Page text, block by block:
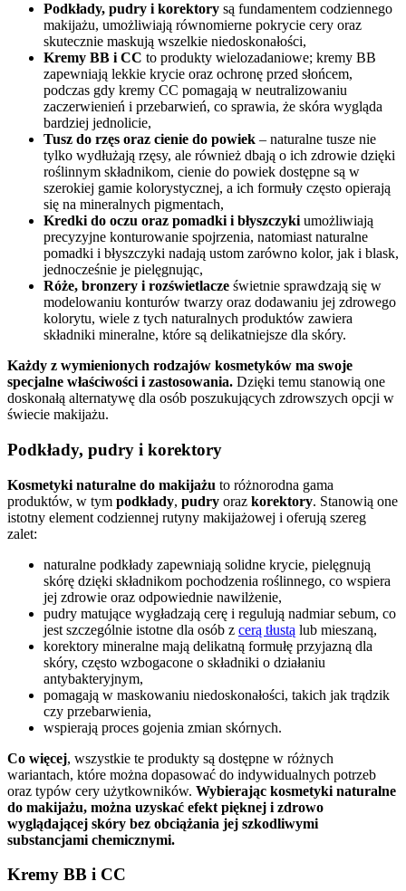
Podkłady, pudry i korektory są fundamentem codziennego
makijażu, umożliwiają równomierne pokrycie cery oraz
skutecznie maskują wszelkie niedoskonałości,
Kremy BB i CC to produkty wielozadaniowe; kremy BB
zapewniają lekkie krycie oraz ochronę przed słońcem,
podczas gdy kremy CC pomagają w neutralizowaniu
zaczerwienień i przebarwień, co sprawia, że skóra wygląda
bardziej jednolicie,
Tusz do rzęs oraz cienie do powiek – naturalne tusze nie
tylko wydłużają rzęsy, ale również dbają o ich zdrowie dzięki
roślinnym składnikom, cienie do powiek dostępne są w
szerokiej gamie kolorystycznej, a ich formuły często opierają
się na mineralnych pigmentach,
Kredki do oczu oraz pomadki i błyszczyki umożliwiają
precyzyjne konturowanie spojrzenia, natomiast naturalne
pomadki i błyszczyki nadają ustom zarówno kolor, jak i blask,
jednocześnie je pielęgnując,
Róże, bronzery i rozświetlacze świetnie sprawdzają się w
modelowaniu konturów twarzy oraz dodawaniu jej zdrowego
kolorytu, wiele z tych naturalnych produktów zawiera
składniki mineralne, które są delikatniejsze dla skóry.
Każdy z wymienionych rodzajów kosmetyków ma swoje
specjalne właściwości i zastosowania. Dzięki temu stanowią one
doskonałą alternatywę dla osób poszukujących zdrowszych opcji w
świecie makijażu.
Podkłady, pudry i korektory
Kosmetyki naturalne do makijażu to różnorodna gama
produktów, w tym podkłady, pudry oraz korektory. Stanowią one
istotny element codziennej rutyny makijażowej i oferują szereg
zalet:
naturalne podkłady zapewniają solidne krycie, pielęgnują
skórę dzięki składnikom pochodzenia roślinnego, co wspiera
jej zdrowie oraz odpowiednie nawilżenie,
pudry matujące wygładzają cerę i regulują nadmiar sebum, co
jest szczególnie istotne dla osób z cerą tłustą lub mieszaną,
korektory mineralne mają delikatną formułę przyjazną dla
skóry, często wzbogacone o składniki o działaniu
antybakteryjnym,
pomagają w maskowaniu niedoskonałości, takich jak trądzik
czy przebarwienia,
wspierają proces gojenia zmian skórnych.
Co więcej, wszystkie te produkty są dostępne w różnych
wariantach, które można dopasować do indywidualnych potrzeb
oraz typów cery użytkowników. Wybierając kosmetyki naturalne
do makijażu, można uzyskać efekt pięknej i zdrowo
wyglądającej skóry bez obciążania jej szkodliwymi
substancjami chemicznymi.
Kremy BB i CC